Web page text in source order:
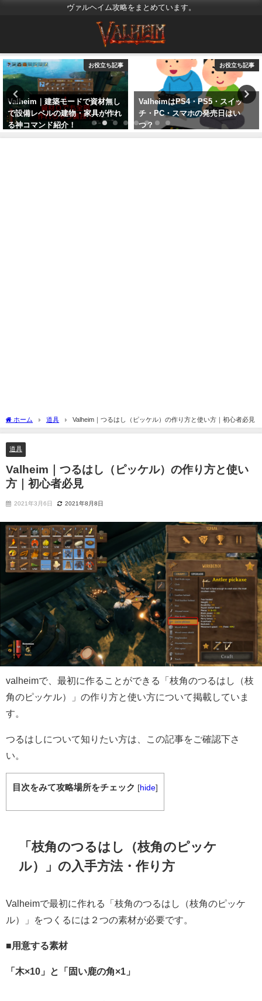
ヴァルヘイム攻略をまとめています。
お役立ち記事
Valheim｜建築モードで資材無し
で設備レベルの建物・家具が作れ
る神コマンド紹介！
お役立ち記事
ValheimはPS4・PS5・スイッ
チ・PC・スマホの発売日はい
つ？
ホーム 道具 Valheim｜つるはし（ピッケル）の作り方と使い方｜初心者必見
道具
Valheim｜つるはし（ピッケル）の作り方と使い
方｜初心者必見
2021年3月6日 2021年8月8日
valheimで、最初に作ることができる「枝角のつるはし（枝
角のピッケル）」の作り方と使い方について掲載していま
す。
つるはしについて知りたい方は、この記事をご確認下さ
い。
目次をみて攻略場所をチェック [hide]
「枝角のつるはし
（枝角のピッケ
ル）
」の入手方法・作り方
Valheimで最初に作れる「枝角のつるはし
（枝角のピッケ
ル）
」をつくるには２つの素材が必要です。
■用意する素材
「木×10」と「固い鹿の角×1」